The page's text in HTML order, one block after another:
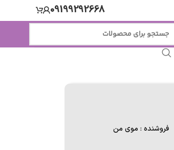
09199292668
فروشنده : موی من